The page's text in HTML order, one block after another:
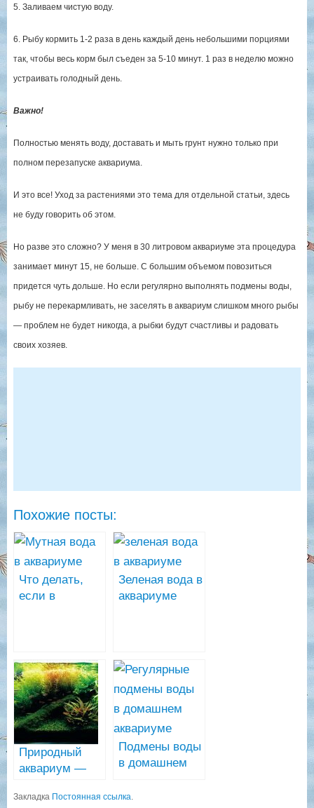
5. Заливаем чистую воду.
6. Рыбу кормить 1-2 раза в день каждый день небольшими порциями
так, чтобы весь корм был съеден за 5-10 минут. 1 раз в неделю можно
устраивать голодный день.
Важно!
Полностью менять воду, доставать и мыть грунт нужно только при
полном перезапуске аквариума.
И это все! Уход за растениями это тема для отдельной статьи, здесь
не буду говорить об этом.
Но разве это сложно? У меня в 30 литровом аквариуме эта процедура
занимает минут 15, не больше. С большим объемом повозиться
придется чуть дольше. Но если регулярно выполнять подмены воды,
рыбу не перекармливать, не заселять в аквариум слишком много рыбы
— проблем не будет никогда, а рыбки будут счастливы и радовать
своих хозяев.
Похожие посты:
Что делать,
если в
Зеленая вода в
аквариуме
Природный
аквариум —
на
Подмены воды
в домашнем
Закладка Постоянная ссылка.